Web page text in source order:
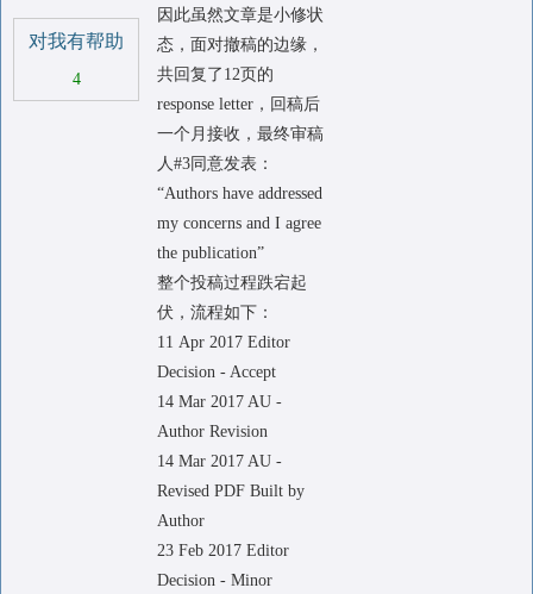
对我有帮助
4
因此虽然文章是小修状
态，面对撤稿的边缘，
共回复了12页的
response letter，回稿后
一个月接收，最终审稿
人#3同意发表：
“Authors have addressed
my concerns and I agree
the publication”
整个投稿过程跌宕起
伏，流程如下：
11 Apr 2017 Editor
Decision - Accept
14 Mar 2017 AU -
Author Revision
14 Mar 2017 AU -
Revised PDF Built by
Author
23 Feb 2017 Editor
Decision - Minor